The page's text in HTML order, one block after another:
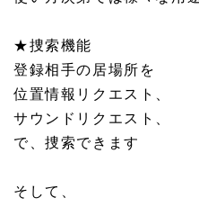
★捜索機能
登録相手の居場所を
位置情報リクエスト、
サウンドリクエスト、
で、捜索できます
そして、